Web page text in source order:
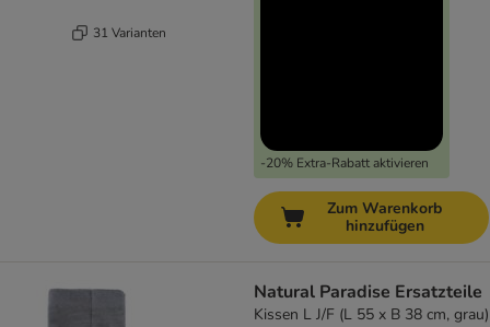
31 Varianten
-20% Extra-Rabatt aktivieren
Zum Warenkorb
hinzufügen
Natural Paradise Ersatzteile
Kissen L J/F (L 55 x B 38 cm, grau)